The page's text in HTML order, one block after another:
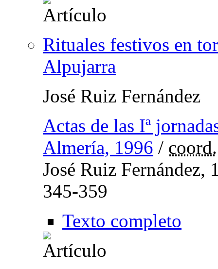
Rituales festivos en
Alpujarra
José Ruiz Fernández
Actas de las Iª
Almería, 1996 / coord.
José Ruiz Fernández,
345-359
Texto completo